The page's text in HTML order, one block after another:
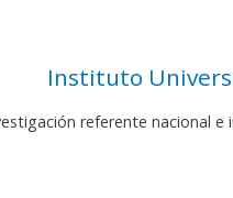
Instituto
referente nacional